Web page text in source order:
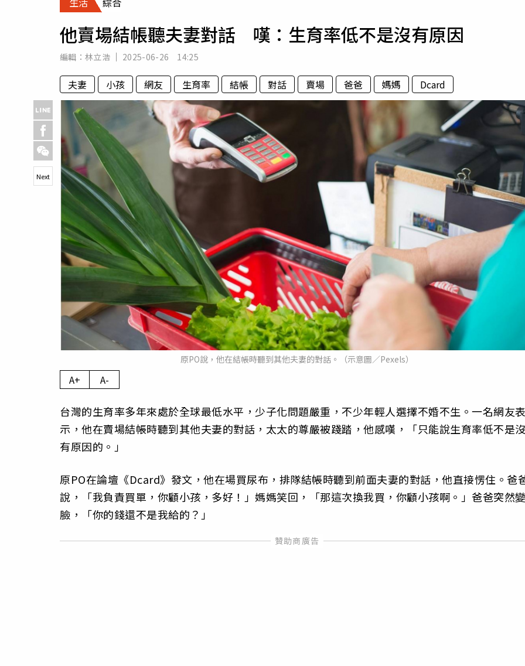
專欄
房產新勢力
運勢
梅酒
他賣場結帳聽夫妻對話 嘆：生育率低不是沒有原因
編輯： 林立浩 2025-06-26 14:25
夫妻 小孩 網友 生育率 結帳 對話 賣場 爸爸 媽媽 Dcard
原PO說，他在結帳時聽到其他夫妻的對話。（示意圖／Pexels）
Next
A+ A-
台灣的生育率多年來處於全球最低水平，少子化問題嚴重，不少年輕人選擇不婚不生。一名網友
示，他在賣場結帳時聽到其他夫妻的對話，太太的尊嚴被踐踏，他感嘆，「只能說生育率低不是
有原因的。」
原PO在論壇《Dcard》發文，他在場買尿布，排隊結帳時聽到前面夫妻的對話，他直接愣住。爸
說，「我負責買單，你顧小孩，多好！」媽媽笑回，「那這次換我買，你顧小孩啊。」爸爸突然
臉，「你的錢還不是我給的？」